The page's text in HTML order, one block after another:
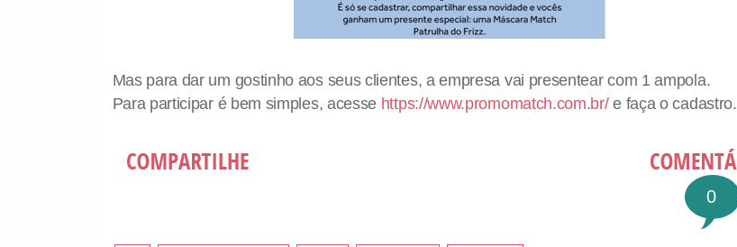
Mas para dar um gostinho aos seus clientes, a empresa vai presentear com 1 ampola.
Para participar é bem simples, acesse https://www.promomatch.com.br/e faça o cadastro.
0